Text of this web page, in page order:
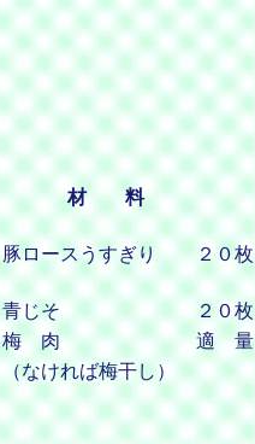
材 料
豚ロースうすぎり ２０枚
青じそ
２０枚
梅 肉
適 量
（なければ梅干し）